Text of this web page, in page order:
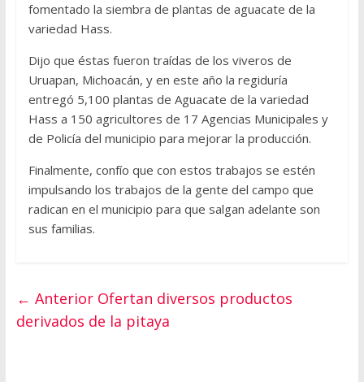
fomentado la siembra de plantas de aguacate de la
variedad Hass.
Dijo que éstas fueron traídas de los viveros de
Uruapan, Michoacán, y en este año la regiduría
entregó 5,100 plantas de Aguacate de la variedad
Hass a 150 agricultores de 17 Agencias Municipales y
de Policía del municipio para mejorar la producción.
Finalmente, confío que con estos trabajos se estén
impulsando los trabajos de la gente del campo que
radican en el municipio para que salgan adelante son
sus familias.
← AnteriorOfertan diversos productos
derivados de la pitaya